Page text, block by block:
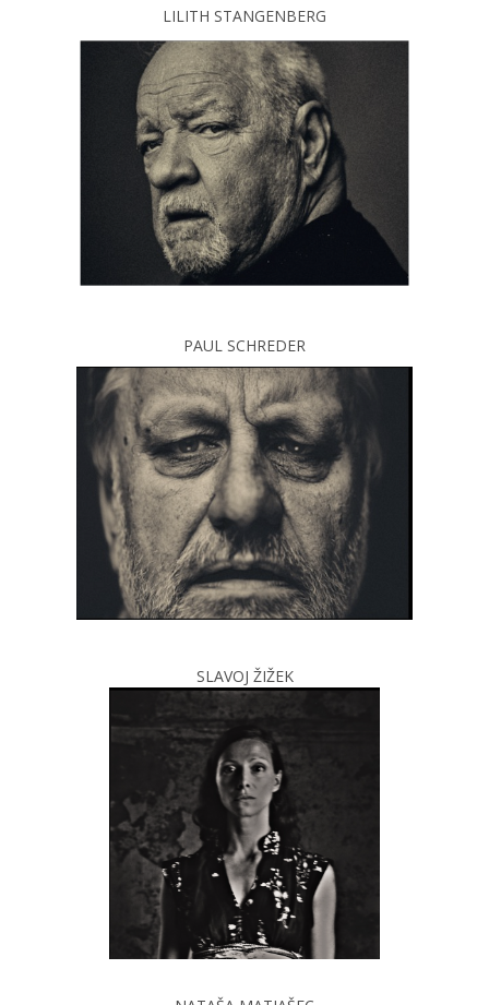
LILITH STANGENBERG
PAUL SCHREDER
SLAVOJ ŽIŽEK